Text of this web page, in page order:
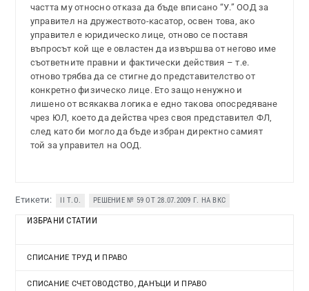
частта му относно отказа да бъде вписано “У.” ООД за
управител на дружеството-касатор, освен това, ако
управител е юридическо лице, отново се поставя
въпросът кой ще е овластен да извършва от негово име
съответните правни и фактически действия – т.е.
отново трябва да се стигне до представителство от
конкретно физическо лице. Ето защо ненужно и
лишено от всякаква логика е едно такова опосредяване
чрез ЮЛ, което да действа чрез своя представител ФЛ,
след като би могло да бъде избран директно самият
той за управител на ООД.
Етикети: II Т.О. РЕШЕНИЕ № 59 ОТ 28.07.2009 Г. НА ВКС
ИЗБРАНИ СТАТИИ
СПИСАНИЕ ТРУД И ПРАВО
СПИСАНИЕ СЧЕТОВОДСТВО, ДАНЪЦИ И ПРАВО